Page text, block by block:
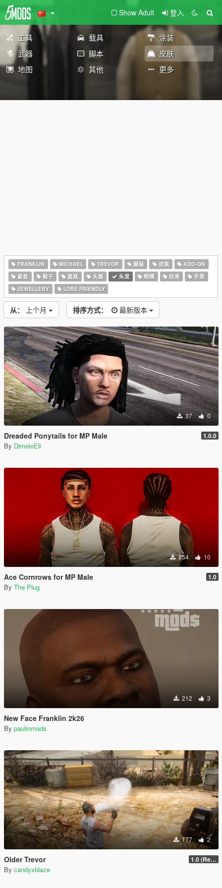
Show Adult 登入
工具 载具
涂装
武器
脚本
皮肤
地图
其他 更多
FRANKLIN MICHAEL TREVOR 服装 皮肤
ADD-ON
紧急
鞋子 面具 头盔 头发 眼睛 纹身
手表
JEWELLERY
LORE FRIENDLY
从： 上个月 排序方式： 最新版本
37 0
Dreaded Ponytails for MP Male 1.0.0
By DimeloEli
854 10
Ace Cornrows for MP Male 1.0
By The Plug
212 3
New Face Franklin 2k26
By paulinmods
177 2
Older Trevor 1.0 (Release)
By candyxblaze